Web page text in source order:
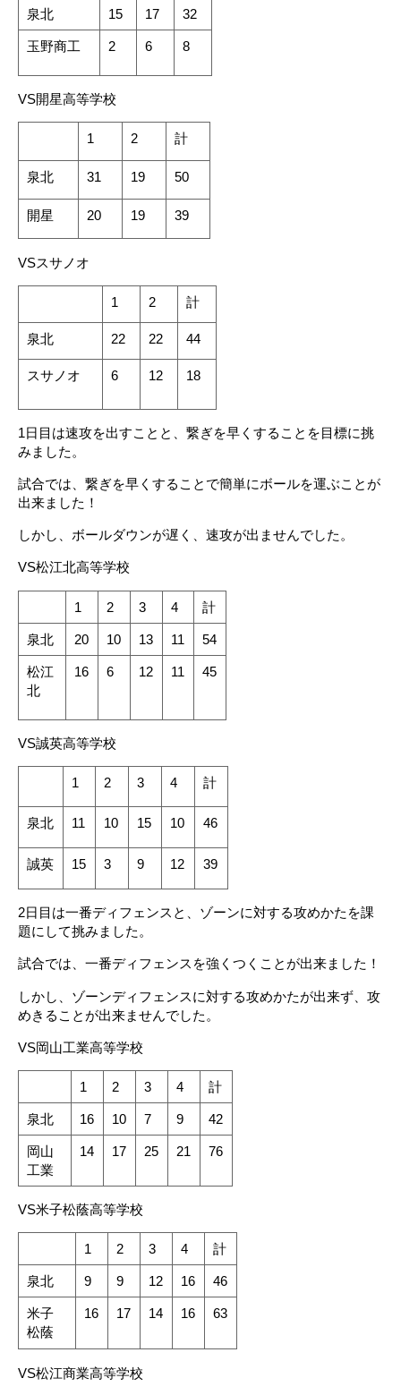
泉北 15 17 32
玉野商工 2 6 8
VS開星高等学校
1 2 計
泉北 31 19 50
開星 20 19 39
VSスサノオ
1 2 計
泉北 22 22 44
スサノオ 6 12 18
1日目は速攻を出すことと、繋ぎを早くすることを目標に挑
みました。
試合では、繋ぎを早くすることで簡単にボールを運ぶことが
出来ました！
しかし、ボールダウンが遅く、速攻が出ませんでした。
VS松江北高等学校
1 2 3 4 計
泉北 20 10 13 11 54
松江
北
16 6 12 11 45
VS誠英高等学校
1 2 3 4 計
泉北 11 10 15 10 46
誠英 15 3 9 12 39
2日目は一番ディフェンスと、ゾーンに対する攻めかたを課
題にして挑みました。
試合では、一番ディフェンスを強くつくことが出来ました！
しかし、ゾーンディフェンスに対する攻めかたが出来ず、攻
めきることが出来ませんでした。
VS岡山工業高等学校
1 2 3 4 計
泉北 16 10 7 9 42
岡山
工業
14 17 25 21 76
VS米子松蔭高等学校
1 2 3 4 計
泉北 9 9 12 16 46
米子
松蔭
16 17 14 16 63
VS松江商業高等学校